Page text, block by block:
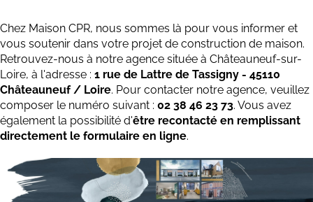
Chez Maison CPR, nous sommes là pour vous informer et
vous soutenir dans votre projet de construction de maison.
Retrouvez-nous à notre agence située à Châteauneuf-sur-
Loire, à l'adresse : 1 rue de Lattre de Tassigny - 45110
Châteauneuf / Loire. Pour contacter notre agence, veuillez
composer le numéro suivant : 02 38 46 23 73. Vous avez
également la possibilité d'être recontacté en remplissant
directement le formulaire en ligne.